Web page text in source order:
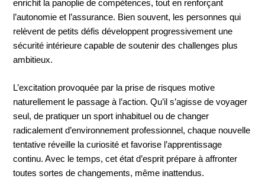
enrichit la panoplie de compétences, tout en renforçant
l’autonomie et l’assurance. Bien souvent, les personnes qui
relèvent de petits défis développent progressivement une
sécurité intérieure capable de soutenir des challenges plus
ambitieux.
L’excitation provoquée par la prise de risques motive
naturellement le passage à l’action. Qu’il s’agisse de voyager
seul, de pratiquer un sport inhabituel ou de changer
radicalement d’environnement professionnel, chaque nouvelle
tentative réveille la curiosité et favorise l’apprentissage
continu. Avec le temps, cet état d’esprit prépare à affronter
toutes sortes de changements, même inattendus.